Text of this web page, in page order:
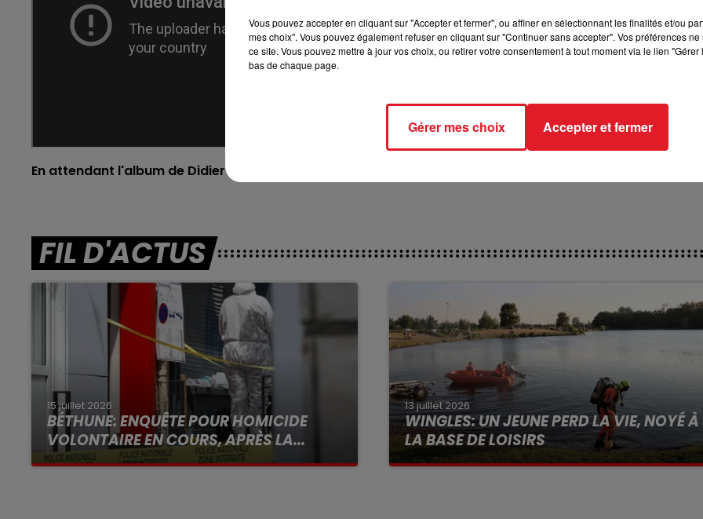
En attendant l'album de Didier Bourdon, retrouvez le film "Les 3 Frères" ce soir sur TFX à 21h10.
FIL D'ACTUS
15 juillet 2026
BÉTHUNE: ENQUÊTE POUR HOMICIDE
VOLONTAIRE EN COURS, APRÈS LA...
Selon les premiers éléments, le logement
13 juillet 2026
WINGLES: UN JEUNE PERD LA VIE, NOYÉ À
LA BASE DE LOISIRS
La victime a coulé à pic
Vous pouvez accepter en cliquant sur "Accepter et fermer", ou affiner en sélectionnant les finalités et/ou
mes choix". Vous pouvez également refuser en cliquant sur "Continuer sans accepter". Vos préférences
ce site. Vous pouvez mettre à jour vos choix, ou retirer votre consentement à tout moment via le lien
bas de chaque page.
Gérer mes choix Accepter et fermer